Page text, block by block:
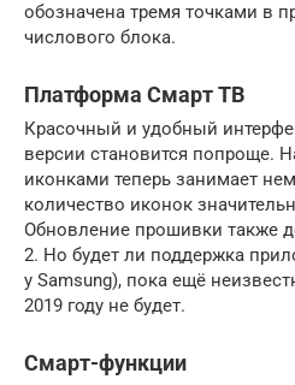
обозначена тремя точками в
числового блока.
Платформа Смарт ТВ
Красочный и удобный
версии становится попроще.
иконками теперь занимает
количество иконок
Обновление прошивки также
2. Но будет ли поддержка
у Samsung), пока ещё
2019 году не будет.
Смарт-функции